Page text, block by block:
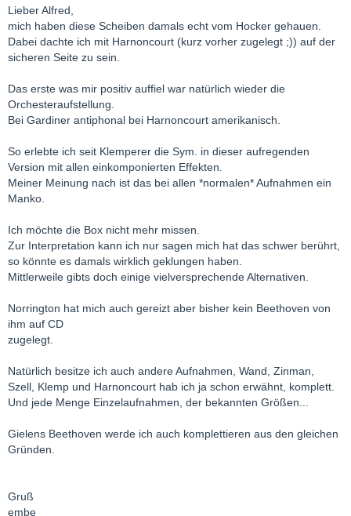
Lieber Alfred,
mich haben diese Scheiben damals echt vom Hocker gehauen.
Dabei dachte ich mit Harnoncourt (kurz vorher zugelegt ;)) auf der
sicheren Seite zu sein.
Das erste was mir positiv auffiel war natürlich wieder die
Orchesteraufstellung.
Bei Gardiner antiphonal bei Harnoncourt amerikanisch.
So erlebte ich seit Klemperer die Sym. in dieser aufregenden
Version mit allen einkomponierten Effekten.
Meiner Meinung nach ist das bei allen *normalen* Aufnahmen ein
Manko.
Ich möchte die Box nicht mehr missen.
Zur Interpretation kann ich nur sagen mich hat das schwer berührt,
so könnte es damals wirklich geklungen haben.
Mittlerweile gibts doch einige vielversprechende Alternativen.
Norrington hat mich auch gereizt aber bisher kein Beethoven von
ihm auf CD
zugelegt.
Natürlich besitze ich auch andere Aufnahmen, Wand, Zinman,
Szell, Klemp und Harnoncourt hab ich ja schon erwähnt, komplett.
Und jede Menge Einzelaufnahmen, der bekannten Größen...
Gielens Beethoven werde ich auch komplettieren aus den gleichen
Gründen.
Gruß
embe